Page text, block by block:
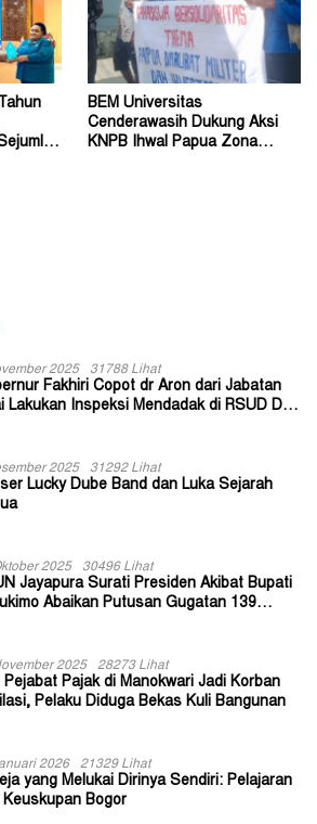
BEM Universitas
Cenderawasih Dukung Aksi
KNPB Ihwal Papua Zona
2025 31788 Lihat
Fakhiri Copot dr Aron dari Jabatan
Lakukan Inspeksi Mendadak di RSUD Dok
2025 31292 Lihat
Lucky Dube Band dan Luka Sejarah
2025 30496 Lihat
Jayapura Surati Presiden Akibat Bupati
Abaikan Putusan Gugatan 139
2025 28273 Lihat
Pejabat Pajak di Manokwari Jadi Korban
Pelaku Diduga Bekas Kuli Bangunan
2026 21329 Lihat
yang Melukai Dirinya Sendiri: Pelajaran
Keuskupan Bogor